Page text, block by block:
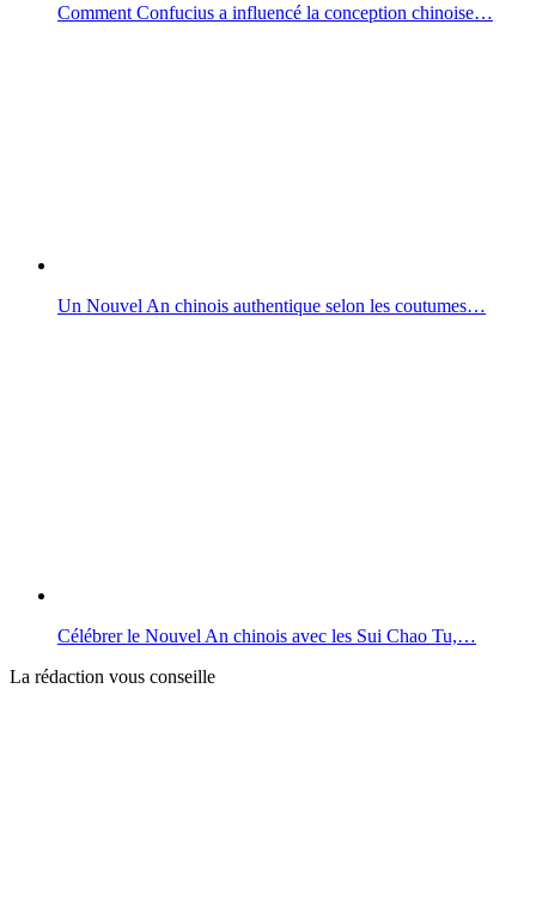
Comment Confucius a influencé la conception chinoise…
Un Nouvel An chinois authentique selon les coutumes…
Célébrer le Nouvel An chinois avec les Sui Chao Tu,…
La rédaction vous conseille